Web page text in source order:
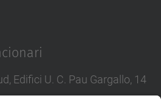
Edifici U. C. Pau Gargallo, 14